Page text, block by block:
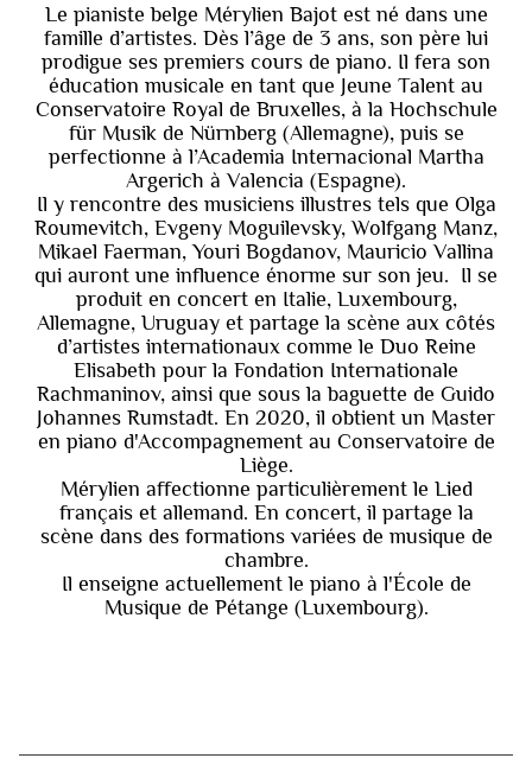
Le pianiste belge Mérylien Bajot est né dans une
famille d’artistes. Dès l’âge de 3 ans, son père lui
prodigue ses premiers cours de piano. Il fera son
éducation musicale en tant que Jeune Talent au
Conservatoire Royal de Bruxelles, à la Hochschule
für Musik de Nürnberg (Allemagne), puis se
perfectionne à l’Academia Internacional Martha
Argerich à Valencia (Espagne).
Il y rencontre des musiciens illustres tels que Olga
Roumevitch, Evgeny Moguilevsky, Wolfgang Manz,
Mikael Faerman, Youri Bogdanov, Mauricio Vallina
qui auront une influence énorme sur son jeu. Il se
produit en concert en Italie, Luxembourg,
Allemagne, Uruguay et partage la scène aux côtés
d’artistes internationaux comme le Duo Reine
Elisabeth pour la Fondation Internationale
Rachmaninov, ainsi que sous la baguette de Guido
Johannes Rumstadt. En 2020, il obtient un Master
en piano d'Accompagnement au Conservatoire de
Liège.
Mérylien affectionne particulièrement le Lied
français et allemand. En concert, il partage la
scène dans des formations variées de musique de
chambre.
Il enseigne actuellement le piano à l'École de
Musique de Pétange (Luxembourg).